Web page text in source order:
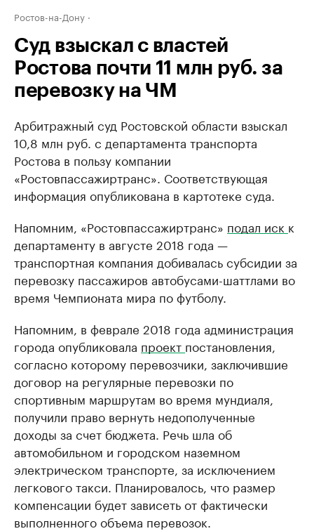
Ростов-на-Дону
Суд взыскал с властей
Ростова почти 11 млн руб. за
перевозку на ЧМ
Арбитражный суд Ростовской области взыскал
10,8 млн руб. с департамента транспорта
Ростова в пользу компании
«Ростовпассажиртранс». Соответствующая
информация опубликована в картотеке суда.
Напомним, «Ростовпассажиртранс» подал иск к
департаменту в августе 2018 года —
транспортная компания добивалась субсидии за
перевозку пассажиров автобусами-шаттлами во
время Чемпионата мира по футболу.
Напомним, в феврале 2018 года администрация
города опубликовала проект постановления,
согласно которому перевозчики, заключившие
договор на регулярные перевозки по
спортивным маршрутам во время мундиаля,
получили право вернуть недополученные
доходы за счет бюджета. Речь шла об
автомобильном и городском наземном
электрическом транспорте, за исключением
легкового такси. Планировалось, что размер
компенсации будет зависеть от фактически
выполненного объема перевозок.